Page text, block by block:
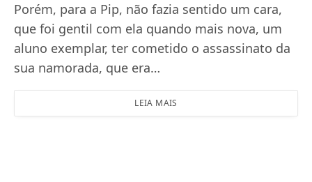
Porém, para a Pip, não fazia sentido um cara,
que foi gentil com ela quando mais nova, um
aluno exemplar, ter cometido o assassinato da
sua namorada, que era…
LEIA MAIS